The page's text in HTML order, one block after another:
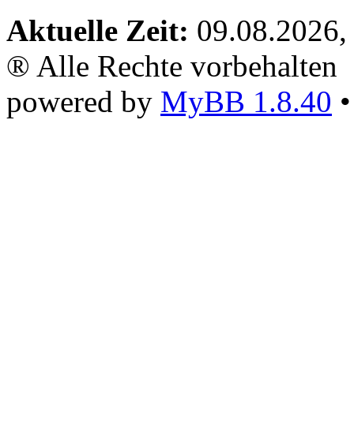
Aktuelle Zeit:
® Alle Rechte vorbehalten
powered by MyBB 1.8.40